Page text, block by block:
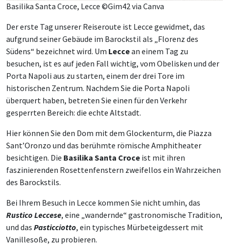
Basilika Santa Croce, Lecce ©Gim42 via Canva
Der erste Tag unserer Reiseroute ist Lecce gewidmet, das
aufgrund seiner Gebäude im Barockstil als „Florenz des
Südens“ bezeichnet wird. Um Leccean einem Tag zu
besuchen, ist es auf jeden Fall wichtig, vom Obelisken und der
Porta Napoli aus zu starten, einem der drei Tore im
historischen Zentrum. Nachdem Sie die Porta Napoli
überquert haben, betreten Sie einen für den Verkehr
gesperrten Bereich: die echte Altstadt.
Hier können Sie den Dom mit dem Glockenturm, die Piazza
Sant’Oronzo und das berühmte römische Amphitheater
besichtigen. Die Basilika Santa Croce ist mit ihren
faszinierenden Rosettenfenstern zweifellos ein Wahrzeichen
des Barockstils.
Bei Ihrem Besuch in Lecce kommen Sie nicht umhin, das
Rustico Leccese, eine „wandernde“ gastronomische Tradition,
und das Pasticciotto, ein typisches Mürbeteigdessert mit
Vanillesoße, zu probieren.